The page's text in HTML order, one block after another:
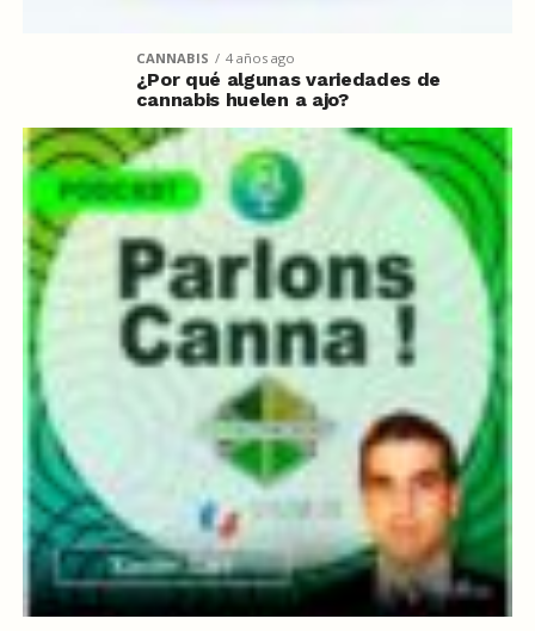
CANNABIS 4 años ago
¿Por qué algunas variedades de
cannabis huelen a ajo?